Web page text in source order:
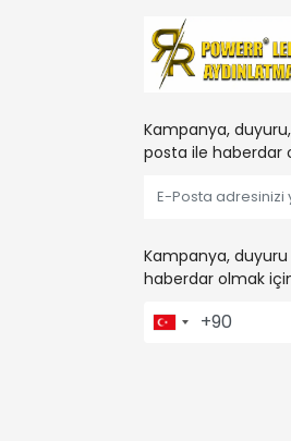
Kampanya,
posta ile haberdar
Kampanya,
haberdar olmak